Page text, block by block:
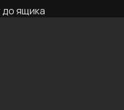
до ящика